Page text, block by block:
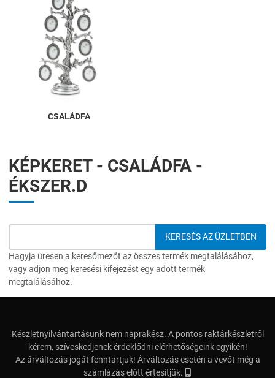
CSALÁDFA
KÉPKERET - CSALÁDFA -
ÉKSZER.D
Hagyja üresen a keresőmezőt az összes termék megtalálásához,
vagy adjon meg keresési kifejezést egy adott termék
megtalálásához.
Készletnyilvántartásunk nem naprakész. A pontos raktárkészletről
kérem, szíveskedjenek érdeklődni elérhetőségeink egyikén!
Az árváltozás jogát fenntartjuk! Árváltozás esetén a vevőt még a
számlázás előtt értesítjük.